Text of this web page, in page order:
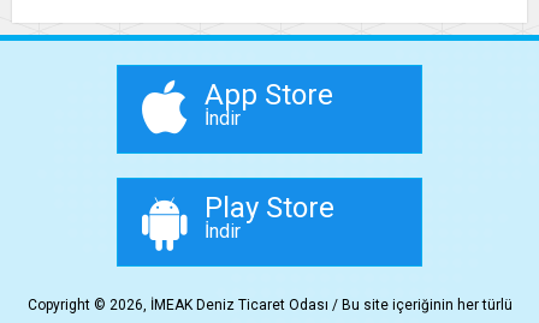
App Store
İndir
Play Store
İndir
Copyright © 2026, İMEAK Deniz Ticaret Odası / Bu site içeriğinin her türlü